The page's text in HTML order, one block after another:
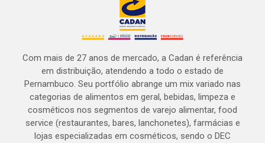
Com mais de 27 anos de mercado, a Cadan é referência
em distribuição, atendendo a todo o estado de
Pernambuco. Seu portfólio abrange um mix variado nas
categorias de alimentos em geral, bebidas, limpeza e
cosméticos nos segmentos de varejo alimentar, food
service (restaurantes, bares, lanchonetes), farmácias e
lojas especializadas em cosméticos, sendo o DEC